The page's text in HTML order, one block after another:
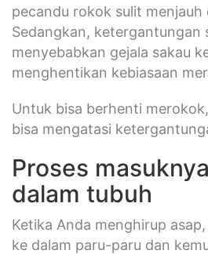
pecandu rokok sulit menjauh
Sedangkan, ketergantungan
menyebabkan gejala sakau
menghentikan kebiasaan
Untuk bisa berhenti
bisa mengatasi
Proses
dalam tubuh
Ketika Anda menghirup
ke dalam paru-paru dan